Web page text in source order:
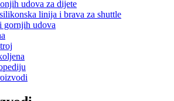
udova za dijete
linija i brava za shuttle
gornjih udova